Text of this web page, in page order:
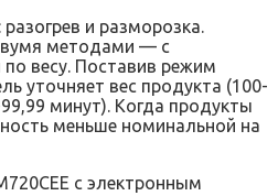
и разморозка.
методами — с
весу. Поставив режим
уточняет вес продукта (100-
минут). Когда продукты
меньше номинальной на